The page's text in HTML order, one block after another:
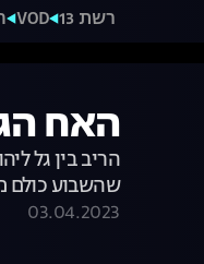
רשת 13 VOD
האח הגדול,
הריב בין גל
שהשבוע כולם
03.04.2023